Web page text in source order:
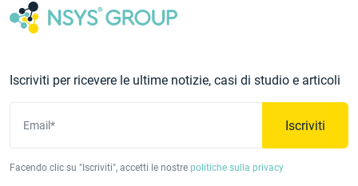
Iscriviti per ricevere le ultime notizie, casi di studio e articoli
Email* Iscriviti
Facendo clic su "Iscriviti", accetti le nostre politiche sulla privacy